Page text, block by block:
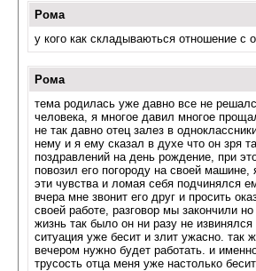
Рома
у кого как складываються отношение с
Рома
тема родилась уже давно все не
человека, я многое давил многое
не так давно отец залез в
нему и я ему сказал в духе что он зря
поздравлений на день рождение, при
повозил его погороду на своей
эти чувства и ломая себя подчинялся
вчера мне звонит его друг и просить
своей работе, разговор мы закончили
жизнь так было он ни разу не
ситуация уже бесит и злит ужасно. так
вечером нужно будет работать. и
трусость отца меня уже настолько